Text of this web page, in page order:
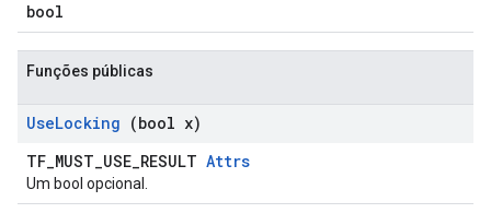
bool
Funções públicas
UseLocking (bool x)
TF_MUST_USE_RESULT Attrs
Um bool opcional.